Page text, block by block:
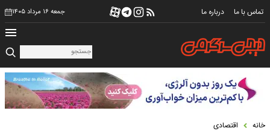
تماس با ما درباره ما جمعه ۱۶ مرداد ۱۴۰۵
خانه اقتصادی